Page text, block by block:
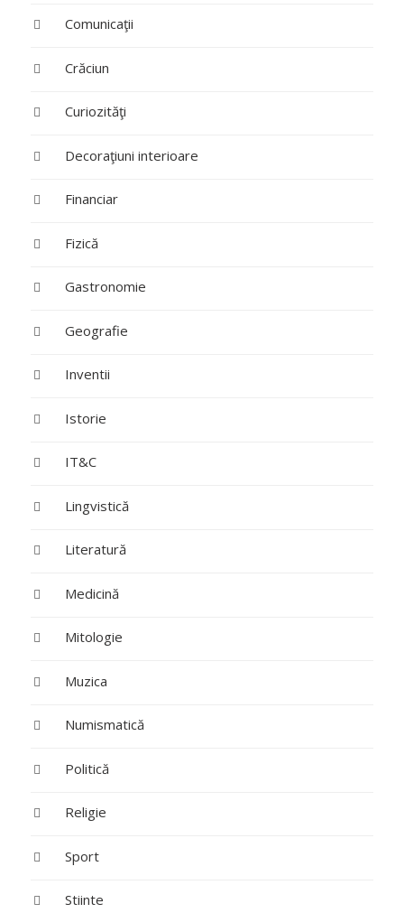
Comunicaţii
Crăciun
Curiozităţi
Decoraţiuni interioare
Financiar
Fizică
Gastronomie
Geografie
Inventii
Istorie
IT&C
Lingvistică
Literatură
Medicină
Mitologie
Muzica
Numismatică
Politică
Religie
Sport
Stiinte